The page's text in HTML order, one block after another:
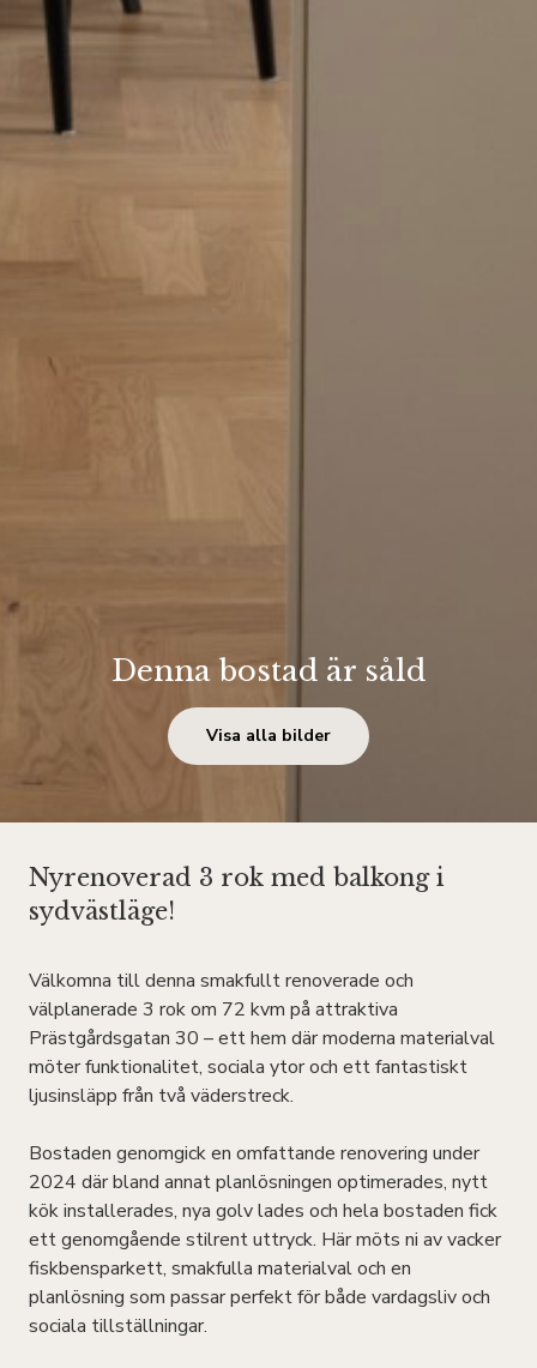
Denna bostad är såld
Visa alla bilder
Nyrenoverad 3 rok med balkong i
sydvästläge!
Välkomna till denna smakfullt renoverade och
välplanerade 3 rok om 72 kvm på attraktiva
Prästgårdsgatan 30 – ett hem där moderna materialval
möter funktionalitet, sociala ytor och ett fantastiskt
ljusinsläpp från två väderstreck.
Bostaden genomgick en omfattande renovering under
2024 där bland annat planlösningen optimerades, nytt
kök installerades, nya golv lades och hela bostaden fick
ett genomgående stilrent uttryck. Här möts ni av vacker
fiskbensparkett, smakfulla materialval och en
planlösning som passar perfekt för både vardagsliv och
sociala tillställningar.